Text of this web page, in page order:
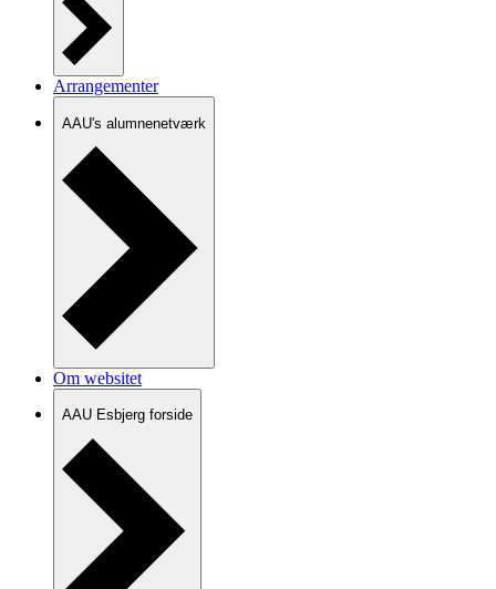
Arrangementer
AAU's alumnenetværk
Om websitet
AAU Esbjerg forside